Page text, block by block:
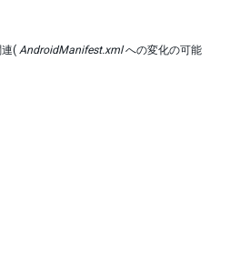
( AndroidManifest.xmlへの変化の可能